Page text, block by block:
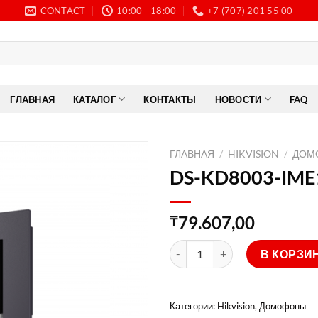
CONTACT 10:00 - 18:00 +7 (707) 201 55 00
ГЛАВНАЯ КАТАЛОГ КОНТАКТЫ НОВОСТИ FAQ
ГЛАВНАЯ / HIKVISION /
DS-KD8003-
₸79.607,00
Количество товара DS-
В
Категории: Hikvision, Домофоны